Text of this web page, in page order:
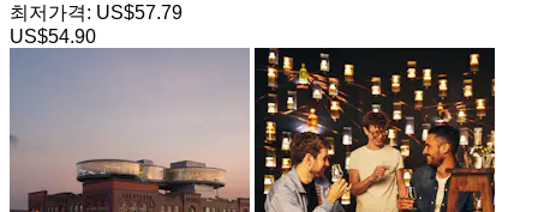
최저가격: US$57.79
US$54.90